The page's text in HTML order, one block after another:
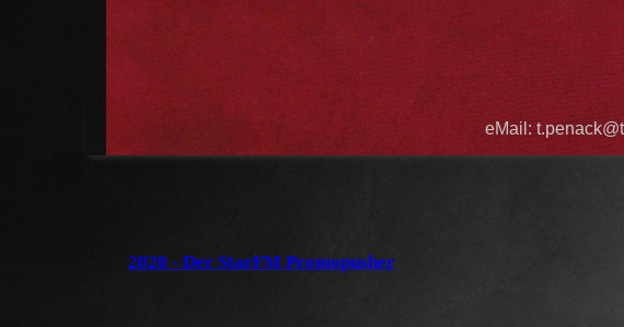
eMail:
2020 - Der StarFM Promopusher